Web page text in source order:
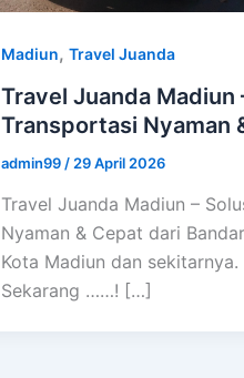
Madiun, Travel Juanda
Travel Juanda Madiun
Transportasi Nyaman
admin99 / 29 April 2026
Travel Juanda Madiun –
Nyaman & Cepat dari
Kota Madiun dan sekitarnya.
Sekarang ……! […]